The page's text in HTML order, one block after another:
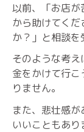
以前、「お店が
から助けてく
か？」と相談を
そのような考
金をかけて行
りません。
また、悲壮感
いいこともあり